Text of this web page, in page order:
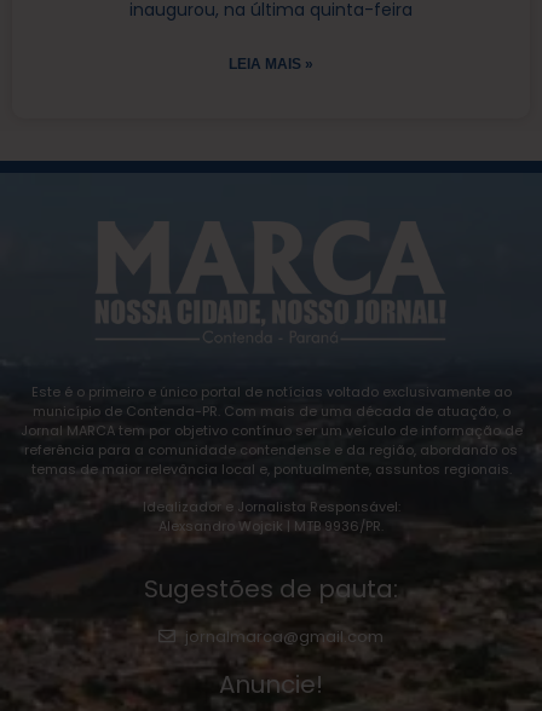
inaugurou, na última quinta-feira
LEIA MAIS »
Este é o primeiro e único portal de notícias voltado exclusivamente ao
município de Contenda-PR. Com mais de uma década de atuação, o
Jornal MARCA tem por objetivo contínuo ser um veículo de informação de
referência para a comunidade contendense e da região, abordando os
temas de maior relevância local e, pontualmente, assuntos regionais.
Idealizador e Jornalista Responsável:
Alexsandro Wojcik | MTB 9936/PR.
Sugestões de pauta:
jornalmarca@gmail.com
Anuncie!